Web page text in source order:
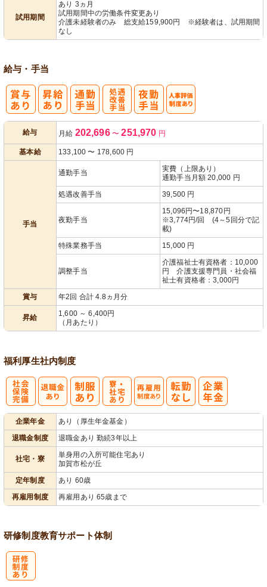
試用期間
あり 3ヵ月
試用期間中の労働条件変更あり
介護未経験者のみ 総支給159,900円 ※経験者は、試用期間
なし
給与・手当
給与 月給 202,696 〜 251,970 円
基本給 133,100 〜 178,600 円
手当
通勤手当
実費（上限あり）
通勤手当月額 20,000 円
処遇改善手当
39,500 円
夜勤手当
15,096円〜18,870円
※3,774円/回 (4～5回分で記
載)
特殊業務手当
15,000 円
調整手当
介護福祉士有資格者：10,000
円 介護支援専門員・社会福
祉士有資格者：3,000円
賞与
年2回 合計 4.8ヵ月分
昇給
1,600 ～ 6,400円
（月あたり）
福利厚生社内制度
企業年金
あり（厚生年金基金）
退職金制度
退職金あり 勤続3年以上
社宅・寮
単身用の入所可能住宅あり
加賀市松が丘
定年制度
あり 60歳
再雇用制度
再雇用あり 65歳まで
研修制度教育サポート体制